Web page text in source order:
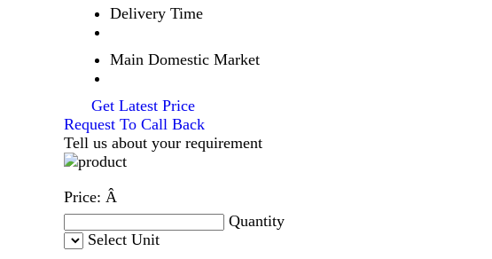
Delivery Time
Main Domestic Market
Get Latest Price
Request To Call Back
Tell us about your requirement
Price: Â
Quantity
Select Unit